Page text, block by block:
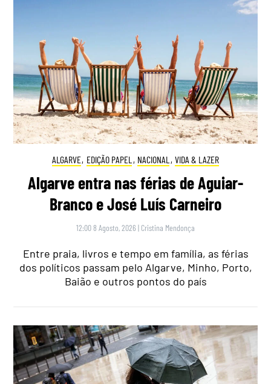
ALGARVE, EDIÇÃO PAPEL , NACIONAL , VIDA & LAZER
Algarve entra nas férias de Aguiar-
Branco e José Luís Carneiro
12:00 8 Agosto, 2026 | Cristina Mendonça
Entre praia, livros e tempo em família, as férias
dos políticos passam pelo Algarve, Minho, Porto,
Baião e outros pontos do país